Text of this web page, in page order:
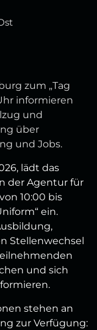
zum „Tag
informieren
und
über
und Jobs.
lädt das
der Agentur für
10:00 bis
ein.
Stellenwechsel
und sich
stehen an
zur Verfügung: